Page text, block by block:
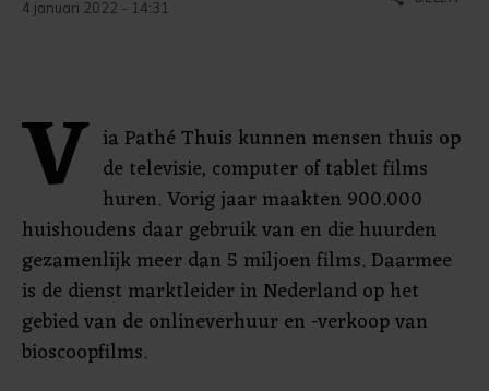
4 januari 2022 - 14:31
V ia Pathé Thuis kunnen mensen thuis op
de televisie, computer of tablet films
huren. Vorig jaar maakten 900.000
huishoudens daar gebruik van en die huurden
gezamenlijk meer dan 5 miljoen films. Daarmee
is de dienst marktleider in Nederland op het
gebied van de onlineverhuur en -verkoop van
bioscoopfilms.